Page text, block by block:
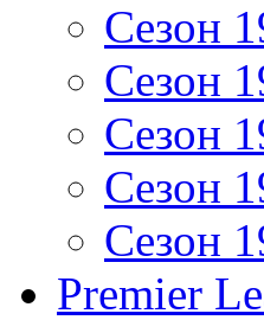
Сезон
Сезон
Сезон
Сезон
Сезон
Premier